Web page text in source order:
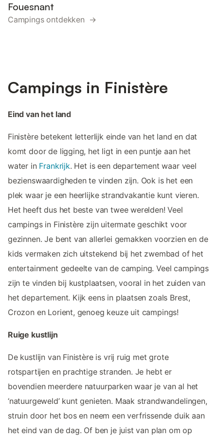
Fouesnant
Campings ontdekken →
Campings in Finistère
Eind van het land
Finistère betekent letterlijk einde van het land en dat
komt door de ligging, het ligt in een puntje aan het
water in Frankrijk. Het is een departement waar veel
bezienswaardigheden te vinden zijn. Ook is het een
plek waar je een heerlijke strandvakantie kunt vieren.
Het heeft dus het beste van twee werelden! Veel
campings in Finistère zijn uitermate geschikt voor
gezinnen. Je bent van allerlei gemakken voorzien en de
kids vermaken zich uitstekend bij het zwembad of het
entertainment gedeelte van de camping. Veel campings
zijn te vinden bij kustplaatsen, vooral in het zuiden van
het departement. Kijk eens in plaatsen zoals Brest,
Crozon en Lorient, genoeg keuze uit campings!
Ruige kustlijn
De kustlijn van Finistère is vrij ruig met grote
rotspartijen en prachtige stranden. Je hebt er
bovendien meerdere natuurparken waar je van al het
‘natuurgeweld’ kunt genieten. Maak strandwandelingen,
struin door het bos en neem een verfrissende duik aan
het eind van de dag. Of ben je juist van plan om op